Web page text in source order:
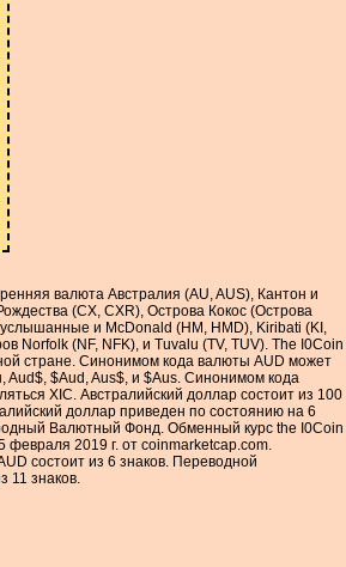
валюта Австралия (AU, AUS), Кантон и
(CX, CXR), Острова Кокос (Острова
и McDonald (HM, HMD), Kiribati (KI,
Norfolk (NF, NFK), и Tuvalu (TV, TUV). The I0Coin
стране. Синонимом кода валюты AUD может
Aud$, $Aud, Aus$, и $Aus. Синонимом кода
XIC. Австралийский доллар состоит из 100
доллар приведен по состоянию на 6
Валютный Фонд. Обменный курс the I0Coin
2019 г. от coinmarketcap.com.
состоит из 6 знаков. Переводной
11 знаков.